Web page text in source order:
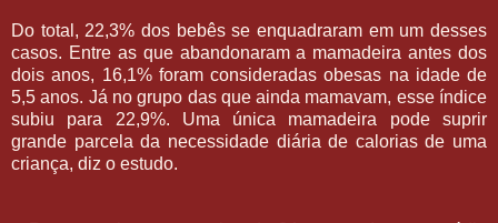
Do total, 22,3% dos bebês se enquadraram em um desses
casos. Entre as que abandonaram a mamadeira antes dos
dois anos, 16,1% foram consideradas obesas na idade de
5,5 anos. Já no grupo das que ainda mamavam, esse índice
subiu para 22,9%. Uma única mamadeira pode suprir
grande parcela da necessidade diária de calorias de uma
criança, diz o estudo.